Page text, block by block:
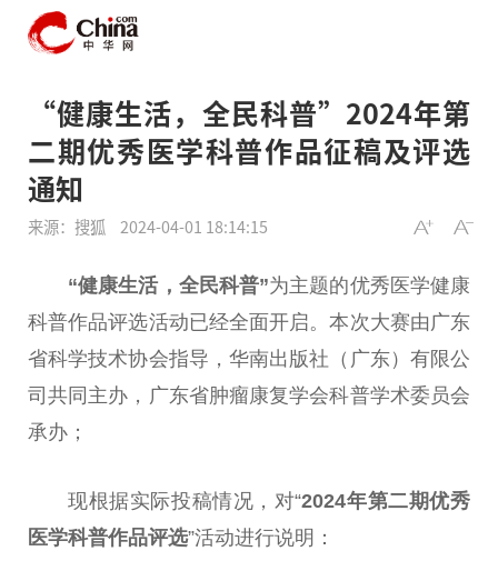
“健康生活，全民科普”2024年第
二期优秀医学科普作品征稿及评选
通知
来源：搜狐 2024-04-01 18:14:15
“健康生活，全民科普”为主题的优秀医学健康
科普作品评选活动已经全面开启。本次大赛由广东
省科学技术协会指导，华南出版社（广东）有限公
司共同主办，广东省肿瘤康复学会科普学术委员会
承办；
现根据实际投稿情况，对“2024年第二期优秀
医学科普作品评选”活动进行说明：